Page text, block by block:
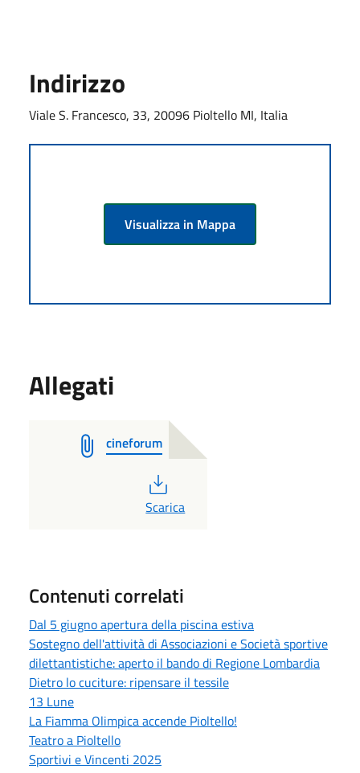
Indirizzo
Viale S. Francesco, 33, 20096 Pioltello MI, Italia
Visualizza in Mappa
Allegati
cineforum
PDF
Scarica
Contenuti correlati
Dal 5 giugno apertura della piscina estiva
Sostegno dell'attività di Associazioni e Società sportive
dilettantistiche: aperto il bando di Regione Lombardia
Dietro lo cuciture: ripensare il tessile
13 Lune
La Fiamma Olimpica accende Pioltello!
Teatro a Pioltello
Sportivi e Vincenti 2025